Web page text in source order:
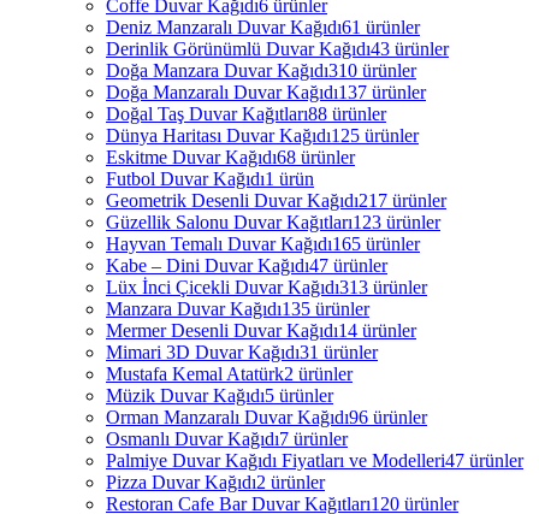
Coffe Duvar Kağıdı6 ürünler
Deniz Manzaralı Duvar Kağıdı61 ürünler
Derinlik Görünümlü Duvar Kağıdı43 ürünler
Doğa Manzara Duvar Kağıdı310 ürünler
Doğa Manzaralı Duvar Kağıdı137 ürünler
Doğal Taş Duvar Kağıtları88 ürünler
Dünya Haritası Duvar Kağıdı125 ürünler
Eskitme Duvar Kağıdı68 ürünler
Futbol Duvar Kağıdı1 ürün
Geometrik Desenli Duvar Kağıdı217 ürünler
Güzellik Salonu Duvar Kağıtları123 ürünler
Hayvan Temalı Duvar Kağıdı165 ürünler
Kabe – Dini Duvar Kağıdı47 ürünler
Lüx İnci Çicekli Duvar Kağıdı313 ürünler
Manzara Duvar Kağıdı135 ürünler
Mermer Desenli Duvar Kağıdı14 ürünler
Mimari 3D Duvar Kağıdı31 ürünler
Mustafa Kemal Atatürk2 ürünler
Müzik Duvar Kağıdı5 ürünler
Orman Manzaralı Duvar Kağıdı96 ürünler
Osmanlı Duvar Kağıdı7 ürünler
Palmiye Duvar Kağıdı Fiyatları ve Modelleri47 ürünler
Pizza Duvar Kağıdı2 ürünler
Restoran Cafe Bar Duvar Kağıtları120 ürünler